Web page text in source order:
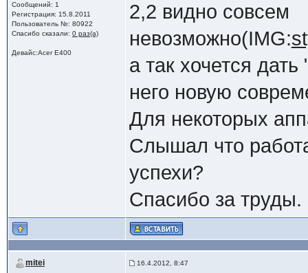
Сообщений: 1
Регистрация: 15.8.2011
Пользователь №: 80922
Спасибо сказали: 0 раз(а)
Девайс:Acer E400
2,2 видно совсем
невозможно(IMG:
а так хочется
него новую
Для некоторых
Слышал что
успехи?
Спасибо за труды.
mitei 16.4.2012, 8:47